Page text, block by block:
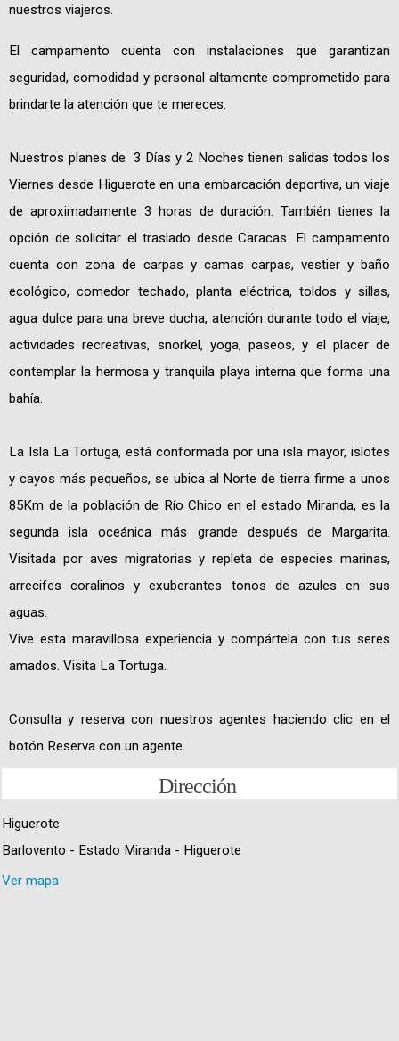
nuestros viajeros.
El campamento cuenta con instalaciones que garantizan
seguridad, comodidad y personal altamente comprometido para
brindarte la atención que te mereces.
Nuestros planes de 3 Días y 2 Noches tienen salidas todos los
Viernes desde Higuerote en una embarcación deportiva, un viaje
de aproximadamente 3 horas de duración. También tienes la
opción de solicitar el traslado desde Caracas. El campamento
cuenta con zona de carpas y camas carpas, vestier y baño
ecológico, comedor techado, planta eléctrica, toldos y sillas,
agua dulce para una breve ducha, atención durante todo el viaje,
actividades recreativas, snorkel, yoga, paseos, y el placer de
contemplar la hermosa y tranquila playa interna que forma una
bahía.
La Isla La Tortuga, está conformada por una isla mayor, islotes
y cayos más pequeños, se ubica al Norte de tierra firme a unos
85Km de la población de Río Chico en el estado Miranda, es la
segunda isla oceánica más grande después de Margarita.
Visitada por aves migratorias y repleta de especies marinas,
arrecifes coralinos y exuberantes tonos de azules en sus
aguas.
Vive esta maravillosa experiencia y compártela con tus seres
amados. Visita La Tortuga.
Consulta y reserva con nuestros agentes haciendo clic en el
botón Reserva con un agente.
Dirección
Higuerote
Barlovento - Estado Miranda - Higuerote
Ver mapa